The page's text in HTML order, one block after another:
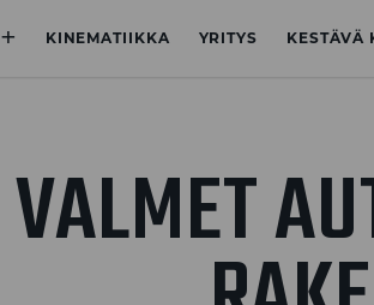
+ KINEMATIIKKA YRITYS KESTÄVÄ
VALMET